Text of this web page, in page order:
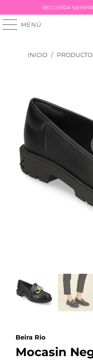
RECUERDA
MENÚ
INICIO /
Beira Rio
Mocasin